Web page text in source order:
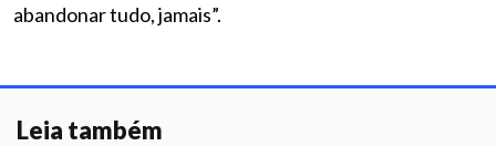
abandonar tudo, jamais”.
Leia também